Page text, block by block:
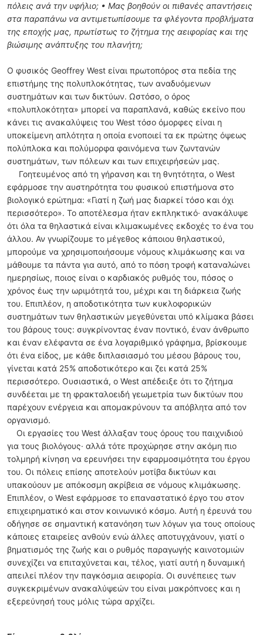
πόλεις ανά την υφήλιο; • Μας βοηθούν οι πιθανές απαντήσεις
στα παραπάνω να αντιμετωπίσουμε τα φλέγοντα προβλήματα
της εποχής μας, πρωτίστως το ζήτημα της αειφορίας και της
βιώσιμης ανάπτυξης του πλανήτη;
Ο φυσικός Geoffrey West είναι πρωτοπόρος στα πεδία της
επιστήμης της πολυπλοκότητας, των αναδυόμενων
συστημάτων και των δικτύων. Ωστόσο, ο όρος
«πολυπλοκότητα» μπορεί να παραπλανά, καθώς εκείνο που
κάνει τις ανακαλύψεις του West τόσο όμορφες είναι η
υποκείμενη απλότητα η οποία ενοποιεί τα εκ πρώτης όψεως
πολύπλοκα και πολύμορφα φαινόμενα των ζωντανών
συστημάτων, των πόλεων και των επιχειρήσεών μας.
Γοητευμένος από τη γήρανση και τη θνητότητα, ο West
εφάρμοσε την αυστηρότητα του φυσικού επιστήμονα στο
βιολογικό ερώτημα: «Γιατί η ζωή μας διαρκεί τόσο και όχι
περισσότερο». Το αποτέλεσμα ήταν εκπληκτικό· ανακάλυψε
ότι όλα τα θηλαστικά είναι κλιμακωμένες εκδοχές το ένα του
άλλου. Αν γνωρίζουμε το μέγεθος κάποιου θηλαστικού,
μπορούμε να χρησιμοποιήσουμε νόμους κλιμάκωσης και να
μάθουμε τα πάντα για αυτό, από το πόση τροφή καταναλώνει
ημερησίως, ποιος είναι ο καρδιακός ρυθμός του, πόσος ο
χρόνος έως την ωριμότητά του, μέχρι και τη διάρκεια ζωής
του. Επιπλέον, η αποδοτικότητα των κυκλοφορικών
συστημάτων των θηλαστικών μεγεθύνεται υπό κλίμακα βάσει
του βάρους τους: συγκρίνοντας έναν ποντικό, έναν άνθρωπο
και έναν ελέφαντα σε ένα λογαριθμικό γράφημα, βρίσκουμε
ότι ένα είδος, με κάθε διπλασιασμό του μέσου βάρους του,
γίνεται κατά 25% αποδοτικότερο και ζει κατά 25%
περισσότερο. Ουσιαστικά, ο West απέδειξε ότι το ζήτημα
συνδέεται με τη φρακταλοειδή γεωμετρία των δικτύων που
παρέχουν ενέργεια και απομακρύνουν τα απόβλητα από τον
οργανισμό.
Οι εργασίες του West άλλαξαν τους όρους του παιχνιδιού
για τους βιολόγους· αλλά τότε προχώρησε στην ακόμη πιο
τολμηρή κίνηση να ερευνήσει την εφαρμοσιμότητα του έργου
του. Οι πόλεις επίσης αποτελούν μοτίβα δικτύων και
υπακούουν με απόκοσμη ακρίβεια σε νόμους κλιμάκωσης.
Επιπλέον, ο West εφάρμοσε το επαναστατικό έργο του στον
επιχειρηματικό και στον κοινωνικό κόσμο. Αυτή η έρευνά του
οδήγησε σε σημαντική κατανόηση των λόγων για τους οποίους
κάποιες εταιρείες ανθούν ενώ άλλες αποτυγχάνουν, γιατί ο
βηματισμός της ζωής και ο ρυθμός παραγωγής καινοτομιών
συνεχίζει να επιταχύνεται και, τέλος, γιατί αυτή η δυναμική
απειλεί πλέον την παγκόσμια αειφορία. Οι συνέπειες των
συγκεκριμένων ανακαλύψεών του είναι μακρόπνοες και η
εξερεύνησή τους μόλις τώρα αρχίζει.